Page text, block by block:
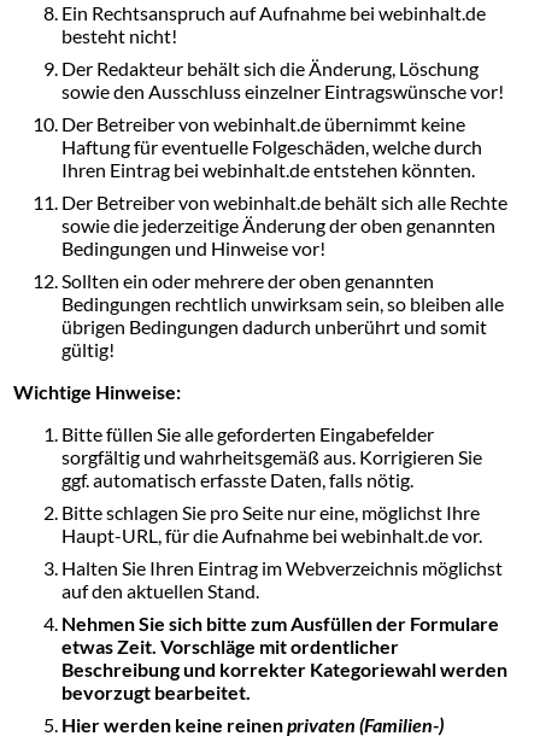
Ein Rechtsanspruch auf Aufnahme bei webinhalt.de
besteht nicht!
Der Redakteur behält sich die Änderung, Löschung
sowie den Ausschluss einzelner Eintragswünsche vor!
Der Betreiber von webinhalt.de übernimmt keine
Haftung für eventuelle Folgeschäden, welche durch
Ihren Eintrag bei webinhalt.de entstehen könnten.
Der Betreiber von webinhalt.de behält sich alle Rechte
sowie die jederzeitige Änderung der oben genannten
Bedingungen und Hinweise vor!
Sollten ein oder mehrere der oben genannten
Bedingungen rechtlich unwirksam sein, so bleiben alle
übrigen Bedingungen dadurch unberührt und somit
gültig!
Wichtige Hinweise:
Bitte füllen Sie alle geforderten Eingabefelder
sorgfältig und wahrheitsgemäß aus. Korrigieren Sie
ggf. automatisch erfasste Daten, falls nötig.
Bitte schlagen Sie pro Seite nur eine, möglichst Ihre
Haupt-URL, für die Aufnahme bei webinhalt.de vor.
Halten Sie Ihren Eintrag im Webverzeichnis möglichst
auf den aktuellen Stand.
Nehmen Sie sich bitte zum Ausfüllen der Formulare
etwas Zeit. Vorschläge mit ordentlicher
Beschreibung und korrekter Kategoriewahl werden
bevorzugt bearbeitet.
Hier werden keine reinenprivaten (Familien-)